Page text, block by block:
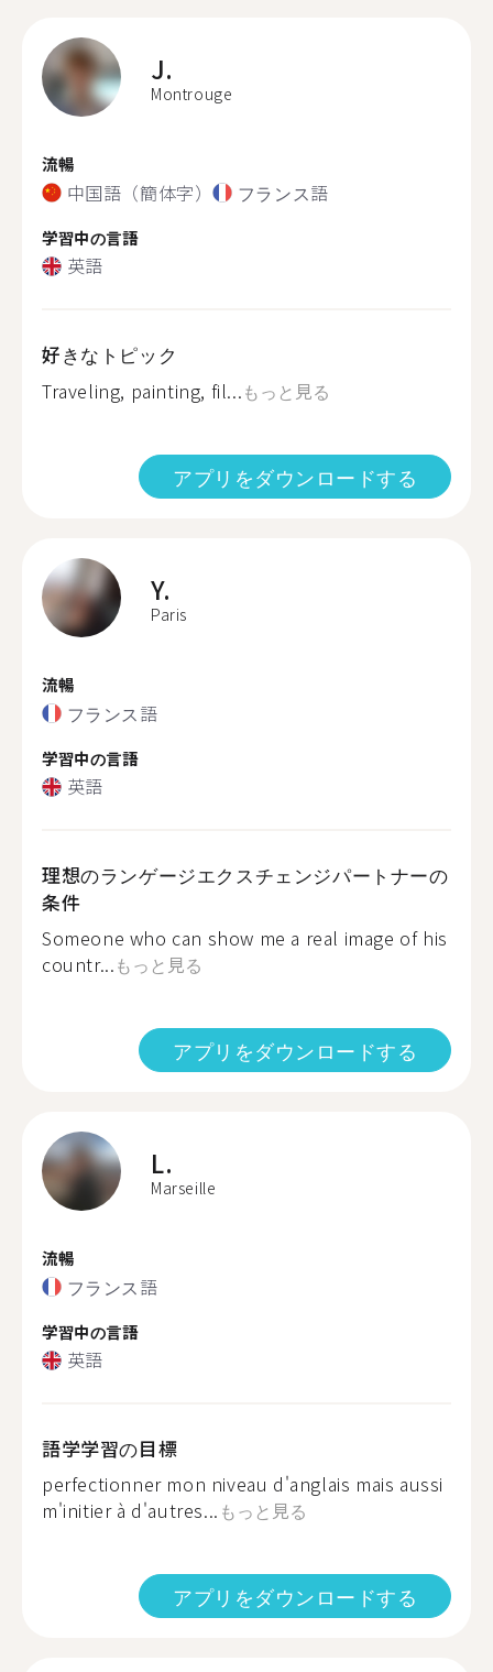
J.
Montrouge
流暢
中国語（簡体字） フランス語
学習中の言語
英語
好きなトピック
Traveling, painting, fil...もっと見る
アプリをダウンロードする
Y.
Paris
流暢
フランス語
学習中の言語
英語
理想のランゲージエクスチェンジパートナーの
条件
Someone who can show me a real image of his
countr...もっと見る
アプリをダウンロードする
L.
Marseille
流暢
フランス語
学習中の言語
英語
語学学習の目標
perfectionner mon niveau d'anglais mais aussi
m'initier à d'autres... もっと見る
アプリをダウンロードする